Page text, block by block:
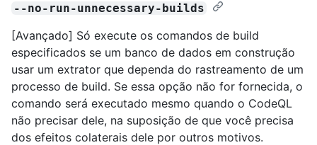
--no-run-unnecessary-builds
[Avançado] Só execute os comandos de build
especificados se um banco de dados em construção
usar um extrator que dependa do rastreamento de um
processo de build. Se essa opção não for fornecida, o
comando será executado mesmo quando o CodeQL
não precisar dele, na suposição de que você precisa
dos efeitos colaterais dele por outros motivos.